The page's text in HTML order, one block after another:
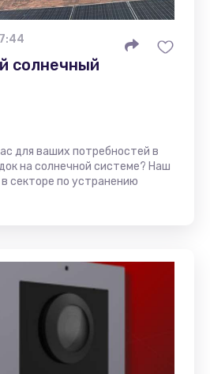
солнечный
для ваших потребностей в
на солнечной системе? Наш
секторе по устранению